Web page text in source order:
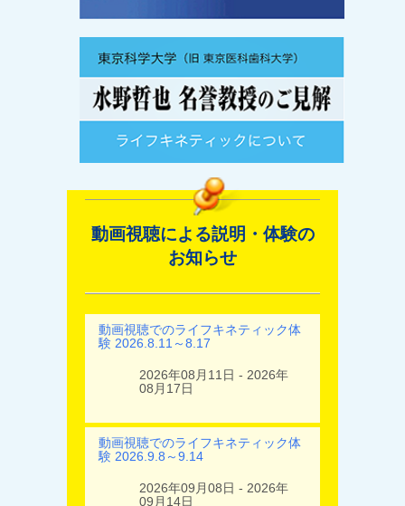
動画視聴による説明・体験の
お知らせ
動画視聴でのライフキネティック体
験 2026.8.11～8.17
2026年08月11日 - 2026年
08月17日
動画視聴でのライフキネティック体
験 2026.9.8～9.14
2026年09月08日 - 2026年
09月14日